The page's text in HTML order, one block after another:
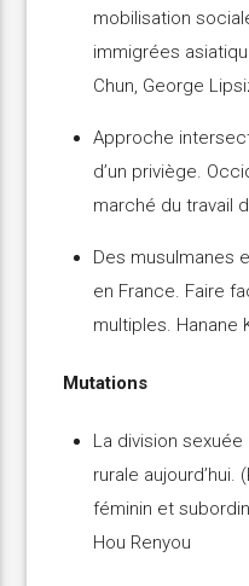
mobilisation
immigrées
Chun, George
Approche
d’un priviège.
marché du travail
Des musulmanes
en France. Faire
multiples. Hanane
Mutations
La division
rurale aujourd’hui.
féminin et
Hou Renyou